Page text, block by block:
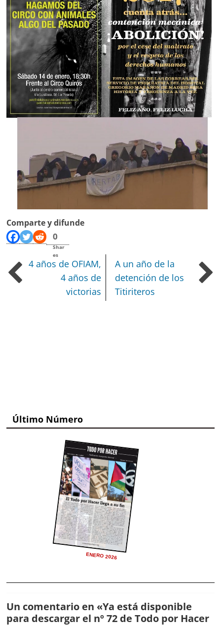
Comparte y difunde
0
Shar
es
4 años de OFIAM,
4 años de
victorias
A un año de la
detención de los
Titiriteros
Último Número
ENERO 2026
Un comentario en «Ya está disponible
para descargar el nº 72 de Todo por Hacer